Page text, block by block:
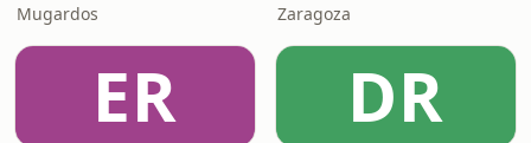
Mugardos Zaragoza
ER DR